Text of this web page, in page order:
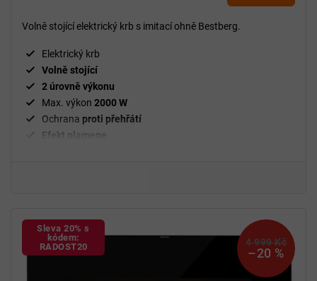
5,0
5
hvězdiček.
Volně stojící elektrický krb s imitací ohně Bestberg.
Elektrický krb
Volně stojící
2 úrovně výkonu
Max. výkon 2000 W
Ochrana proti přehřátí
Efekt plamene
Sleva 20% s
kódem:
RADOST20
4 999 Kč
–20 %